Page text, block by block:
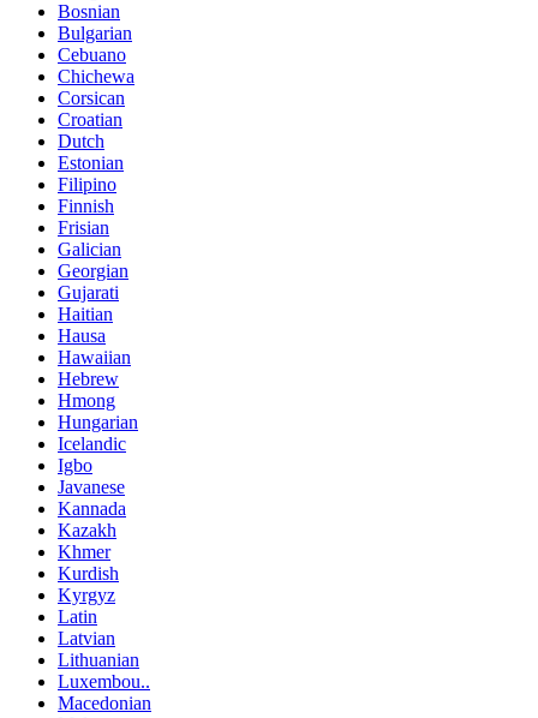
Bosnian
Bulgarian
Cebuano
Chichewa
Corsican
Croatian
Dutch
Estonian
Filipino
Finnish
Frisian
Galician
Georgian
Gujarati
Haitian
Hausa
Hawaiian
Hebrew
Hmong
Hungarian
Icelandic
Igbo
Javanese
Kannada
Kazakh
Khmer
Kurdish
Kyrgyz
Latin
Latvian
Lithuanian
Luxembou..
Macedonian